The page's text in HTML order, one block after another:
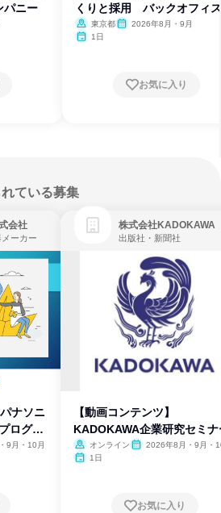
パニー
くりと採用 バックオフィ
学ぶ東京都
2026年8月・9月
1日
お気に入り
ている募集
会社
ーカー
ナソニ
ログラ
9月・10月
株式会社KADOKAWA
出版社・新聞社
【動画コンテンツ】
KADOKAWA企業研究セミナ
オンライン
2026年8月・9月・
1日
お気に入り